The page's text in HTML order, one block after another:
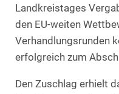
Landkreistages
den EU-weiten
Verhandlungsrunden
erfolgreich zum
Den Zuschlag erhielt